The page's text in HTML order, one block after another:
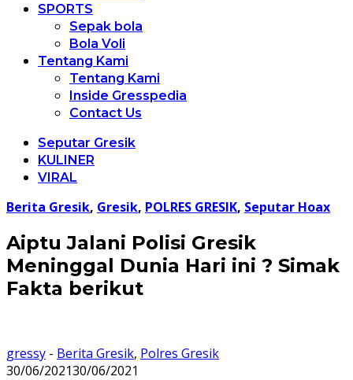
SPORTS
Sepak bola
Bola Voli
Tentang Kami
Tentang Kami
Inside Gresspedia
Contact Us
Seputar Gresik
KULINER
VIRAL
Berita Gresik, Gresik, POLRES GRESIK, Seputar Hoax
Aiptu Jalani Polisi Gresik
Meninggal Dunia Hari ini ? Simak
Fakta berikut
gressy - Berita Gresik, Polres Gresik
30/06/202130/06/2021